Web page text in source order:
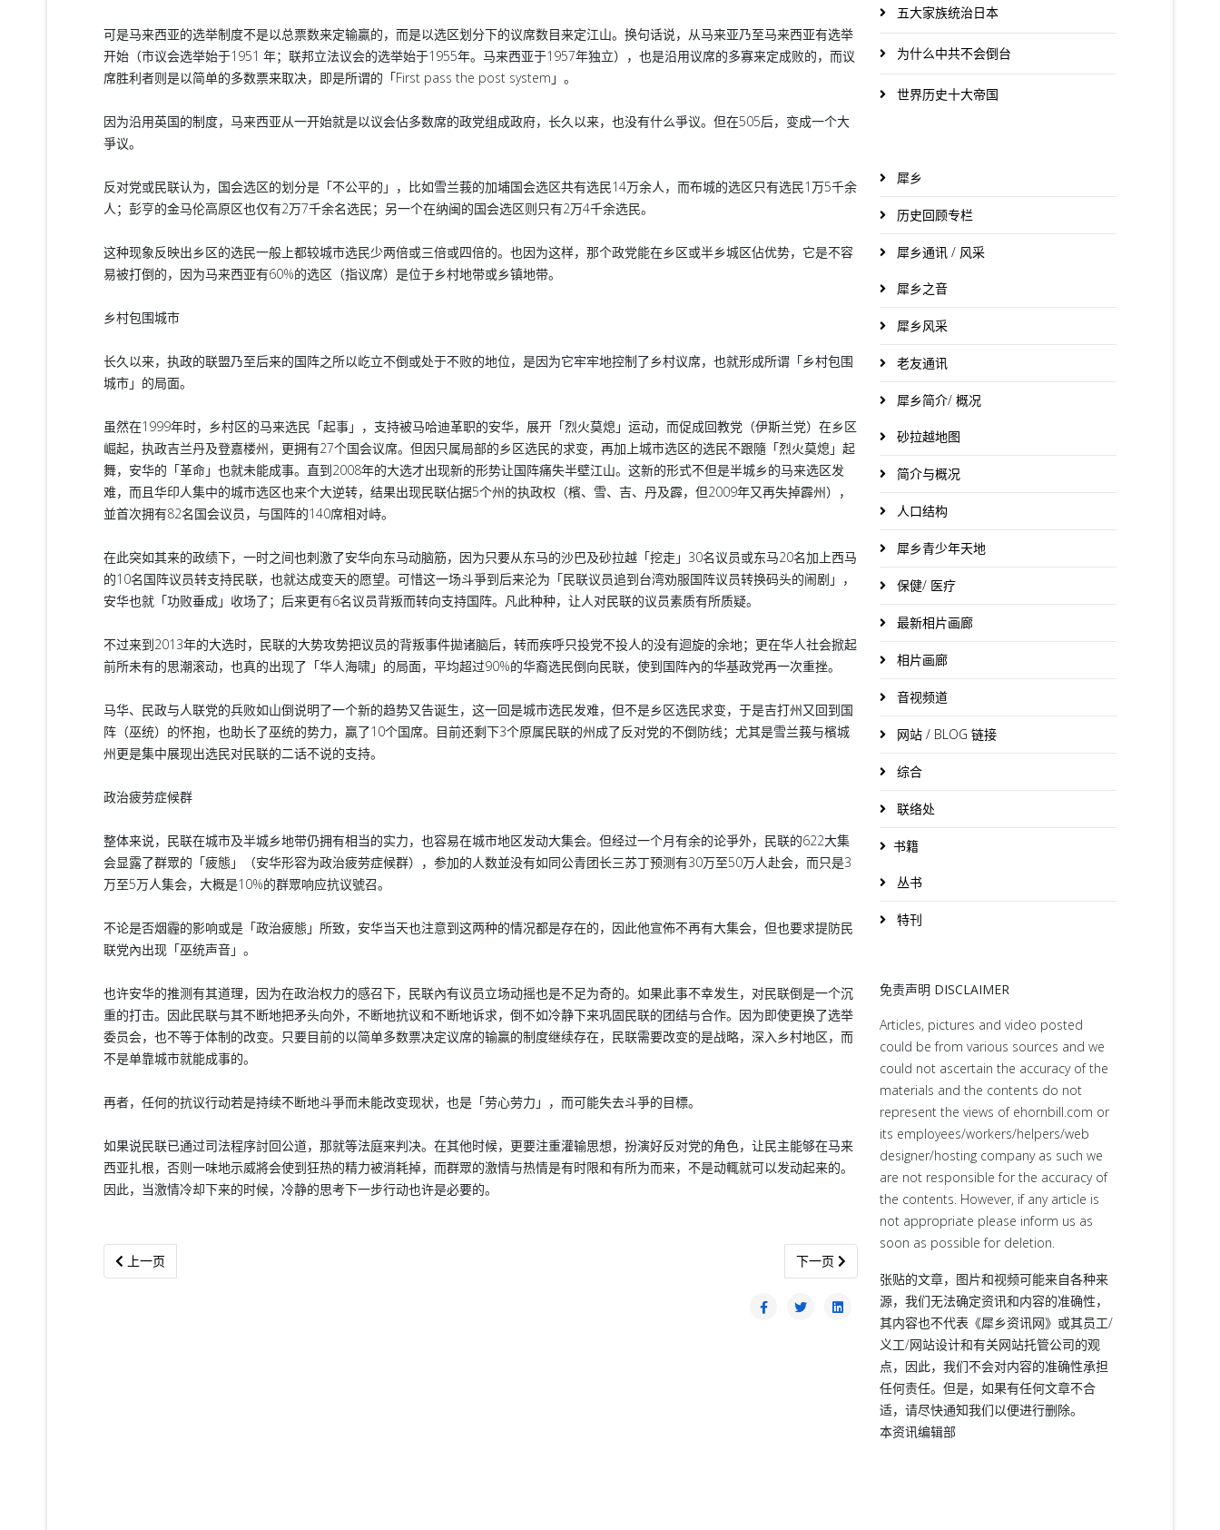
可是马来西亚的选举制度不是以总票数来定输贏的，而是以选区划分下的议席数目来定江山。换句话说，从马来亚乃至马来西亚有选举
开始（市议会选举始于1951 年；联邦立法议会的选举始于1955年。马来西亚于1957年独立），也是沿用议席的多寡来定成败的，而议
席胜利者则是以简单的多数票来取决，即是所谓的「First pass the post system」。
因为沿用英国的制度，马来西亚从一开始就是以议会佔多数席的政党组成政府，长久以来，也没有什么爭议。但在505后，变成一个大
爭议。
反对党或民联认为，国会选区的划分是「不公平的」，比如雪兰莪的加埔国会选区共有选民14万余人，而布城的选区只有选民1万5千余
人；彭亨的金马伦高原区也仅有2万7千余名选民；另一个在纳闽的国会选区则只有2万4千余选民。
这种现象反映出乡区的选民一般上都较城市选民少两倍或三倍或四倍的。也因为这样，那个政党能在乡区或半乡城区佔优势，它是不容
易被打倒的，因为马来西亚有60%的选区（指议席）是位于乡村地带或乡镇地带。
乡村包围城市
长久以来，执政的联盟乃至后来的国阵之所以屹立不倒或处于不败的地位，是因为它牢牢地控制了乡村议席，也就形成所谓「乡村包围
城市」的局面。
虽然在1999年时，乡村区的马来选民「起事」，支持被马哈迪革职的安华，展开「烈火莫熄」运动，而促成回教党（伊斯兰党）在乡区
崛起，执政吉兰丹及登嘉楼州，更拥有27个国会议席。但因只属局部的乡区选民的求变，再加上城市选区的选民不跟隨「烈火莫熄」起
舞，安华的「革命」也就未能成事。直到2008年的大选才出现新的形势让国阵痛失半壁江山。这新的形式不但是半城乡的马来选区发
难，而且华印人集中的城市选区也来个大逆转，结果出现民联佔据5个州的执政权（檳、雪、吉、丹及霹，但2009年又再失掉霹州），
並首次拥有82名国会议员，与国阵的140席相对峙。
在此突如其来的政绩下，一时之间也刺激了安华向东马动脑筋，因为只要从东马的沙巴及砂拉越「挖走」30名议员或东马20名加上西马
的10名国阵议员转支持民联，也就达成变天的愿望。可惜这一场斗爭到后来沦为「民联议员追到台湾劝服国阵议员转换码头的闹剧」，
安华也就「功败垂成」收场了；后来更有6名议员背叛而转向支持国阵。凡此种种，让人对民联的议员素质有所质疑。
不过来到2013年的大选时，民联的大势攻势把议员的背叛事件拋诸脑后，转而疾呼只投党不投人的没有迴旋的余地；更在华人社会掀起
前所未有的思潮滚动，也真的出现了「华人海啸」的局面，平均超过90%的华裔选民倒向民联，使到国阵內的华基政党再一次重挫。
马华、民政与人联党的兵败如山倒说明了一个新的趋势又告诞生，这一回是城市选民发难，但不是乡区选民求变，于是吉打州又回到国
阵（巫统）的怀抱，也助长了巫统的势力，贏了10个国席。目前还剩下3个原属民联的州成了反对党的不倒防线；尤其是雪兰莪与檳城
州更是集中展现出选民对民联的二话不说的支持。
政治疲劳症候群
整体来说，民联在城市及半城乡地带仍拥有相当的实力，也容易在城市地区发动大集会。但经过一个月有余的论爭外，民联的622大集
会显露了群眾的「疲態」（安华形容为政治疲劳症候群），参加的人数並没有如同公青团长三苏丁预测有30万至50万人赴会，而只是3
万至5万人集会，大概是10%的群眾响应抗议號召。
不论是否烟霾的影响或是「政治疲態」所致，安华当天也注意到这两种的情况都是存在的，因此他宣佈不再有大集会，但也要求提防民
联党內出现「巫统声音」。
也许安华的推测有其道理，因为在政治权力的感召下，民联內有议员立场动摇也是不足为奇的。如果此事不幸发生，对民联倒是一个沉
重的打击。因此民联与其不断地把矛头向外，不断地抗议和不断地诉求，倒不如冷静下来巩固民联的团结与合作。因为即使更换了选举
委员会，也不等于体制的改变。只要目前的以简单多数票决定议席的输贏的制度继续存在，民联需要改变的是战略，深入乡村地区，而
不是单靠城市就能成事的。
再者，任何的抗议行动若是持续不断地斗爭而未能改变现状，也是「劳心劳力」，而可能失去斗爭的目標。
如果说民联已通过司法程序討回公道，那就等法庭来判决。在其他时候，更要注重灌输思想，扮演好反对党的角色，让民主能够在马来
西亚扎根，否则一味地示威將会使到狂热的精力被消耗掉，而群眾的激情与热情是有时限和有所为而来，不是动輒就可以发动起来的。
因此，当激情冷却下来的时候，冷静的思考下一步行动也许是必要的。
上一篇文章: 长征组歌红，厦大传承远
上一页 下一篇文章: 安华不当副首相
下一页
五大家族统治日本
为什么中共不会倒台
世界历史十大帝国
犀乡
历史回顾专栏
犀乡通讯 / 风采
犀乡之音
犀乡风采
老友通讯
犀乡简介/ 概况
砂拉越地图
简介与概况
人口结构
犀乡青少年天地
保健/ 医疗
最新相片画廊
相片画廊
音视频道
网站 / BLOG 链接
综合
联络处
书籍
丛书
特刊
免责声明 DISCLAIMER
Articles, pictures and video posted
could be from various sources and we
could not ascertain the accuracy of the
materials and the contents do not
represent the views of ehornbill.com or
its employees/workers/helpers/web
designer/hosting company as such we
are not responsible for the accuracy of
the contents. However, if any article is
not appropriate please inform us as
soon as possible for deletion.
张贴的文章，图片和视频可能来自各种来
源，我们无法确定资讯和内容的准确性，
其内容也不代表《犀乡资讯网》或其员工/
义工/网站设计和有关网站托管公司的观
点，因此，我们不会对内容的准确性承担
任何责任。但是，如果有任何文章不合
适，请尽快通知我们以便进行删除。
本资讯编辑部